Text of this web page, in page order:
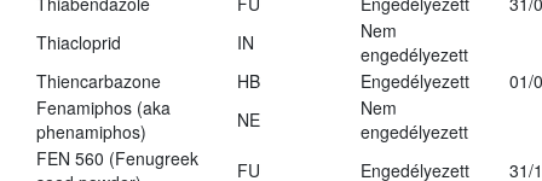
Thiacloprid
IN
Nem
engedélyezett
Thiencarbazone
HB Engedélyezett
01/
Fenamiphos (aka
phenamiphos)
NE
Nem
engedélyezett
FEN 560 (Fenugreek
FU Engedélyezett 31/